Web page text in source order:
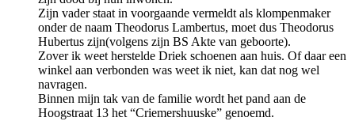
Zijn vader staat in voorgaande vermeldt als klompenmaker
onder de naam Theodorus Lambertus, moet dus Theodorus
Hubertus zijn(volgens zijn BS Akte van geboorte).
Zover ik weet herstelde Driek schoenen aan huis. Of daar een
winkel aan verbonden was weet ik niet, kan dat nog wel
navragen.
Binnen mijn tak van de familie wordt het pand aan de
Hoogstraat 13 het “Criemershuuske” genoemd.